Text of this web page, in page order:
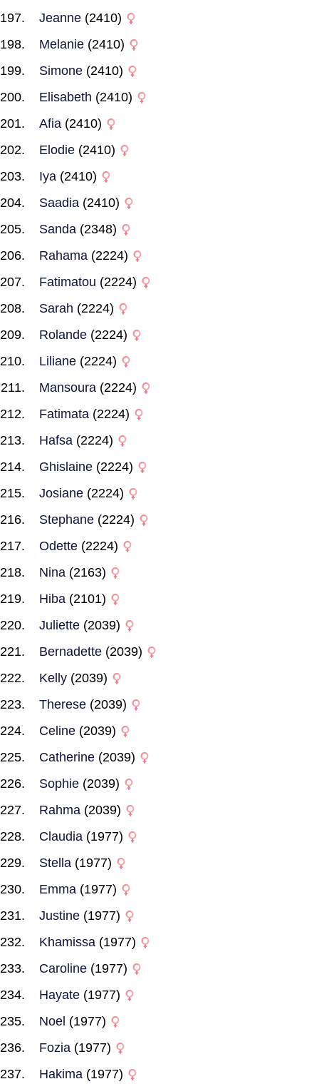
Jeanne (2410)
Melanie (2410)
Simone (2410)
Elisabeth (2410)
Afia (2410)
Elodie (2410)
Iya (2410)
Saadia (2410)
Sanda (2348)
Rahama (2224)
Fatimatou (2224)
Sarah (2224)
Rolande (2224)
Liliane (2224)
Mansoura (2224)
Fatimata (2224)
Hafsa (2224)
Ghislaine (2224)
Josiane (2224)
Stephane (2224)
Odette (2224)
Nina (2163)
Hiba (2101)
Juliette (2039)
Bernadette (2039)
Kelly (2039)
Therese (2039)
Celine (2039)
Catherine (2039)
Sophie (2039)
Rahma (2039)
Claudia (1977)
Stella (1977)
Emma (1977)
Justine (1977)
Khamissa (1977)
Caroline (1977)
Hayate (1977)
Noel (1977)
Fozia (1977)
Hakima (1977)